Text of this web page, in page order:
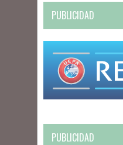
PUBLICIDAD
PUBLICIDAD